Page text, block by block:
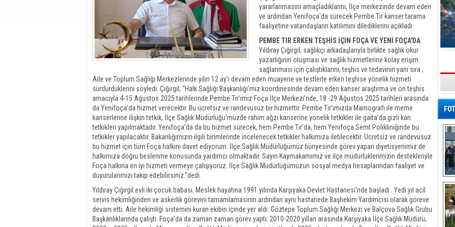
yararlanmasını amaçladıklarını, İlçe merkezinde devam eden
ve ardından Yenifoça’da sürecek Pembe Tır kanser tarama
faaliyetine vatandaşların katılımını dilediklerini açıkladı.
PEMBE TIR ERKEN TEŞHİS İÇİN FOÇA VE YENİ FOÇA'DA
Yıldıray Çığırgil, sağlıkçı arkadaşlarıyla birlikte sağlık okur
yazarlığının oluşması ve sağlık hizmetlerine kolay erişim
sağlanması için çalıştıklarını, teşhis ve tedavinin yanı sıra ,
Aile ve Toplum Sağlığı Merkezlerinde yılın 12 ay’ı devam eden muayene ve testlerle erken teşhise yönelik hizmeti
sürdürdüklerini söyledi. Çığırgil; “Halk Sağlığı Başkanlığı’mız koordinesinde devam eden kanser araştırma ve ön teşhis
amacıyla 4-15 Ağustos 2025 tarihlerinde Pembe Tır’ımız Foça İlçe Merkezi’nde, 18 -29 Ağustos 2025 tarihleri arasında
da Yenifoça’da hizmet verecektir. Bu ücretsiz ve randevusuz bir hizmettir. Pembe Tır’ımızda Mamografi ile meme
kanserlerine ilişkin tetkik, İlçe Sağlık Müdürlüğü’müzde rahim ağzı kanserine yönelik tetkikler ile gaita’da gizli kan
tetkikleri yapılmaktadır. Yenifoça’da da bu hizmet sürecek, hem Pembe Tır’da, hem Yenifoça Semt Polikliniğinde bu
tetkikler yapılacaktır. Bakanlığımızın ilgili birimlerinde incelenecek tetkikler halkımıza iletilecektir. Ücretsiz ve randevusuz
bu hizmet için tüm Foça halkını davet ediyorum. İlçe Sağlık Müdürlüğümüz bünyesinde görev yapan diyetisyenimiz de
halkımıza doğru beslenme konusunda yardımcı olmaktadır. Sayın Kaymakamımız ve ilçe müdürlüklerimizin destekleriyle
Foça halkına en iyi hizmeti vermeye çalışıyoruz. İlçe Sağlık Müdürlüğümüzün sosyal medya hesaplarından faaliyet ve
duyurularımızı takip edebilirsiniz.”dedi.
Yıldıray Çığırgil evli iki çocuk babası. Meslek hayatına 1991 yılında Karşıyaka Devlet Hastanesi’nde başladı. Yedi yıl acil
servis hekimliğinden ve askerlik görevini tamamlamasının ardından aynı hastanede Başhekim Yardımcısı olarak göreve
devam etti. Aile hekimliği sistemini kuran ekibin içinde yer aldı. Göztepe Toplum Sağlığı Merkezi ve Balçova Sağlık Grubu
Başkanlıklarında çalıştı. Foça’da da zaman zaman görev yaptı. 2010-2020 yılları arasında Karşıyaka İlçe Sağlık Müdürü,